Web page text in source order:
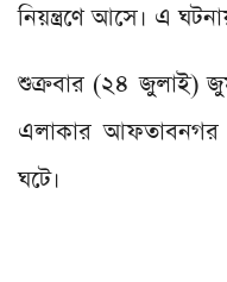
নিয়ন্ত্রণে আসে। এ
শুক্রবার (২৪ জুলাই)
এলাকার আফতাবনগর
ঘটে।